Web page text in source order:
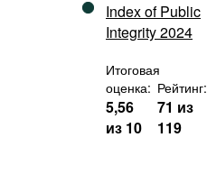
Index of Public
Integrity 2024
Итоговая
оценка:
5,56
из 10
Рейтинг:
71 из
119